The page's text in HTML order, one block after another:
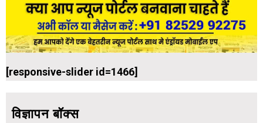
[responsive-slider id=1466]
विज्ञापन बॉक्स